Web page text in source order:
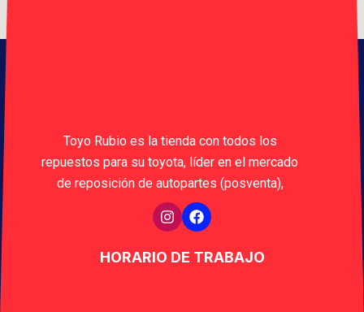
Toyo Rubio es la tienda con todos los
repuestos para su toyota, líder en el mercado
de reposición de autopartes (posventa),
HORARIO DE TRABAJO